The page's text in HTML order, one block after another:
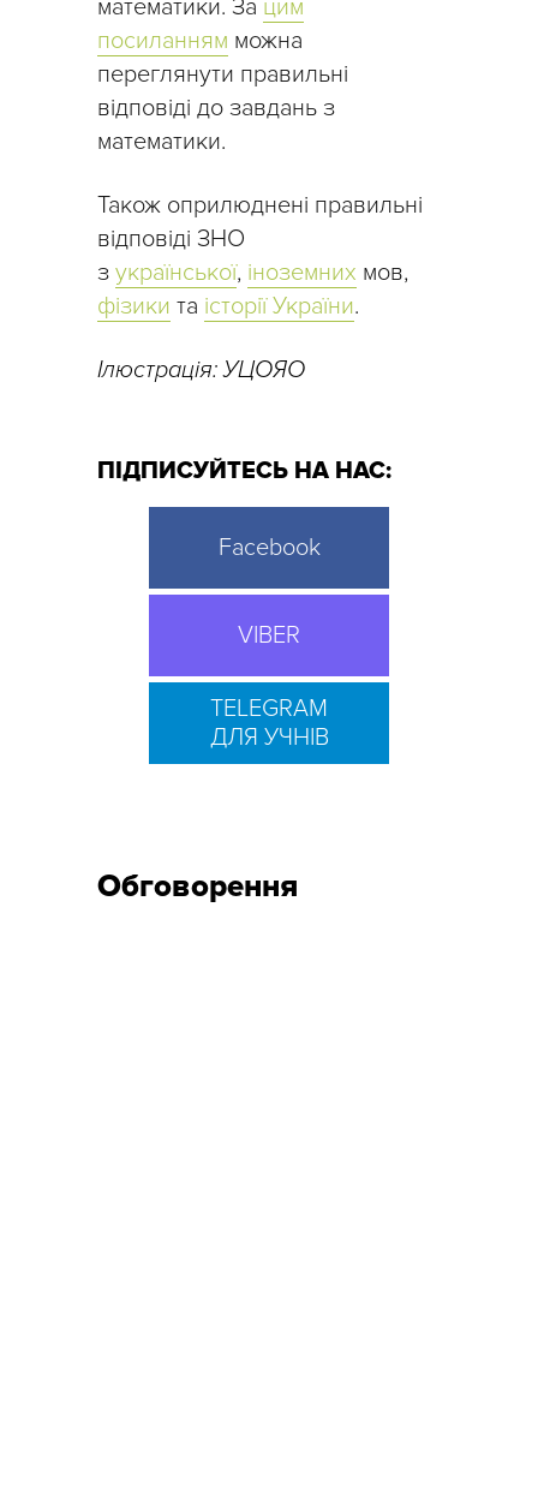
математики. За цим
посиланням можна
переглянути правильні
відповіді до завдань з
математики.
Також оприлюднені правильні
відповіді ЗНО
з української, іноземних мов,
фізики та історії України.
Ілюстрація: УЦОЯО
ПІДПИСУЙТЕСЬ НА НАС:
Facebook
VIBER
TELEGRAM
ДЛЯ УЧНІВ
Обговорення